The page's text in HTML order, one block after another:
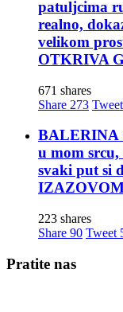
patuljcima
realno,
velikom
OTKRIVA
671 shares
Share 273 Tweet
BALERINA
u mom
svaki put si
223 shares
Share 90 Tweet
Pratite nas